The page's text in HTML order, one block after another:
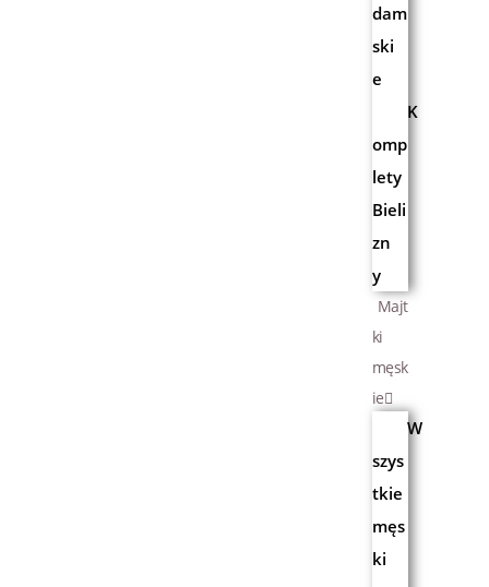
dam
ski
e
K
omp
lety
Bieli
zn
y
Majt
ki
męsk
ie
W
szys
tkie
męs
ki